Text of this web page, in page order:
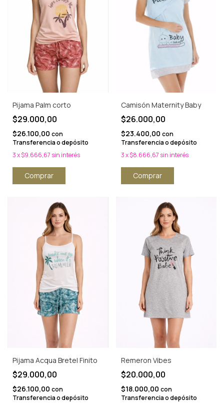
Pijama Palm corto
$29.000,00
$26.100,00 con
Transferencia o depósito
3x$9.666,67 sin interés
Comprar
Camisón Maternity Baby
$26.000,00
$23.400,00 con
Transferencia o depósito
3x$8.666,67 sin interés
Comprar
Pijama Acqua Bretel Finito
$29.000,00
$26.100,00 con
Transferencia o depósito
Remeron Vibes
$20.000,00
$18.000,00 con
Transferencia o depósito